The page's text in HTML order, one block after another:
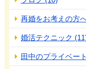
再婚をお考えの方
婚活テクニック
田中のプライベー